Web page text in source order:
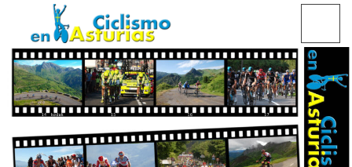
CICLISMO EN ASTURIAS